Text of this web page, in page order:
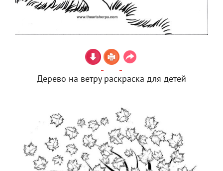
Дерево на ветру раскраска для детей